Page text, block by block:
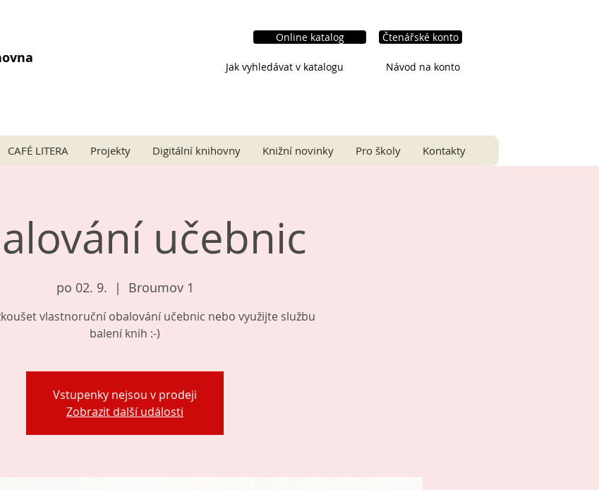
Online katalog
Jak vyhledávat v katalogu
Čtenářské konto
Návod na konto
CAFÉ LITERA Projekty Digitální knihovny Knižní novinky Pro školy Kontakty
učebnic
po 02. 9.
  |
Broumov 1
vlastnoruční obalování učebnic nebo využijte službu
balení knih :-)
Vstupenky nejsou v prodeji
Zobrazit další události